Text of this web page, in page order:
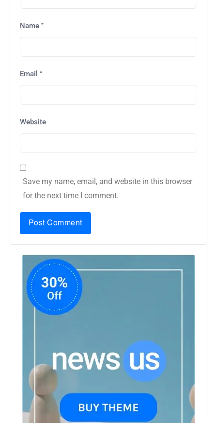
Name *
Email *
Website
Save my name, email, and website in this browser
for the next time I comment.